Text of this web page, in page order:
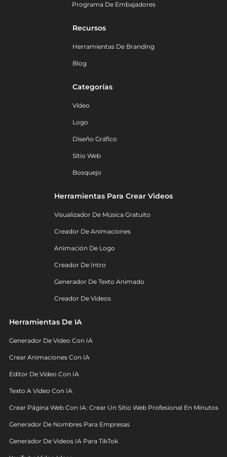
Programa De Embajadores
Recursos
Herramientas De Branding
Blog
Categorías
Vídeo
Logo
Diseño Gráfico
Sitio Web
Bosquejo
Herramientas Para Crear Videos
Visualizador De Música Gratuito
Creador De Animaciones
Animación De Logo
Creador De Intro
Generador De Texto Animado
Creador De Videos
Herramientas De IA
Generador De Video Con IA
Crear Animaciones Con IA
Editor De Video Con IA
Texto A Video Con IA
Crear Página Web Con IA: Crear Un Sitio Web Profesional En Minutos
Generador De Nombres Para Empresas
Generador De Videos IA Para TikTok